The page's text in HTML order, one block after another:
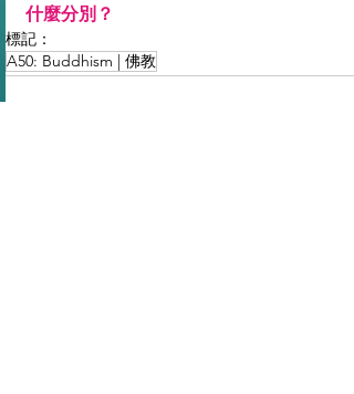
什麼分別？
標記：
A50: Buddhism | 佛教